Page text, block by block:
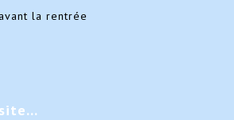
la rentrée